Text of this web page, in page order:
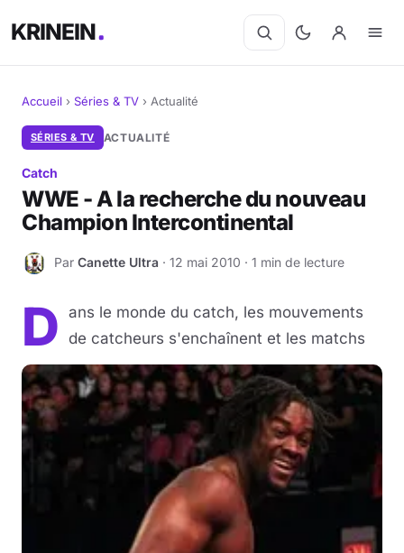
KRINEIN
Cinéma
Séries
Manga
BD
Livres
Jeux de société
Musique
Sciences & Tech
Accueil › Séries & TV › Actualité
SÉRIES & TV ACTUALITÉ
Catch
WWE - A la recherche du nouveau
Champion Intercontinental
C Par Canette Ultra · 12 mai 2010 · 1 min de lecture
D ans le monde du catch, les mouvements
de catcheurs s'enchaînent et les matchs